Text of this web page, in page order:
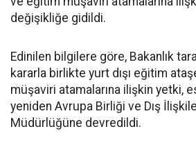
değişikliğe gidildi.
Edinilen bilgilere göre, Bakanlık
kararla birlikte yurt dışı eğitim
müşaviri atamalarına ilişkin yetki,
yeniden Avrupa Birliği ve Dış
Müdürlüğüne devredildi.